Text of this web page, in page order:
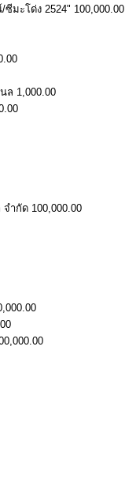
ะโด่ง 2524" 100,000.00
ล 1,000.00
ำกัด 100,000.00